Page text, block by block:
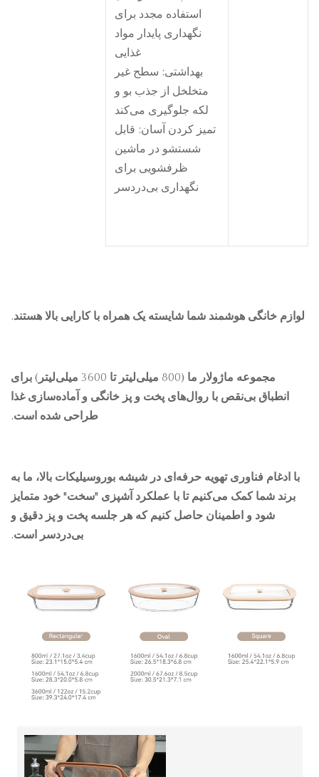
استفاده مجدد برای
نگهداری پایدار مواد
غذایی
بهداشتی: سطح غیر
متخلخل از جذب بو و
لکه جلوگیری می‌کند
تمیز کردن آسان: قابل
شستشو در ماشین
ظرفشویی برای
نگهداری بی‌دردسر
خانگی هوشمند شما شایسته یک همراه با کارایی بالا هستند.
مجموعه ماژولار ما (800 میلی‌لیتر تا 3600 میلی‌لیتر) برای
انطباق بی‌نقص با روال‌های پخت و پز خانگی و آماده‌سازی غذا
طراحی شده است.
ادغام فناوری تهویه حرفه‌ای در شیشه بوروسیلیکات بالا، ما به
برند شما کمک می‌کنیم تا با عملکرد آشپزی "سخت" خود متمایز
شود و اطمینان حاصل کنیم که هر جلسه پخت و پز دقیق و
بی‌دردسر است.